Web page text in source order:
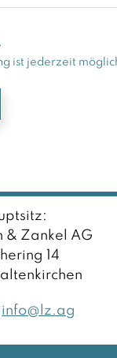
ist jederzeit
& Zankel AG
14
info@lz.ag